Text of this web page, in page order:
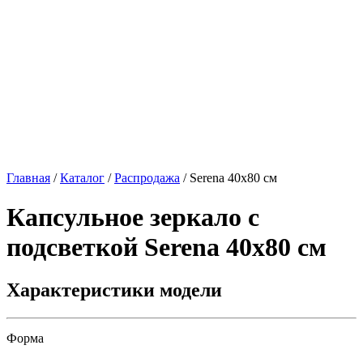
Главная /Каталог /Распродажа / Serena 40х80 см
Капсульное зеркало с
подсветкой Serena 40х80 см
Характеристики модели
Форма